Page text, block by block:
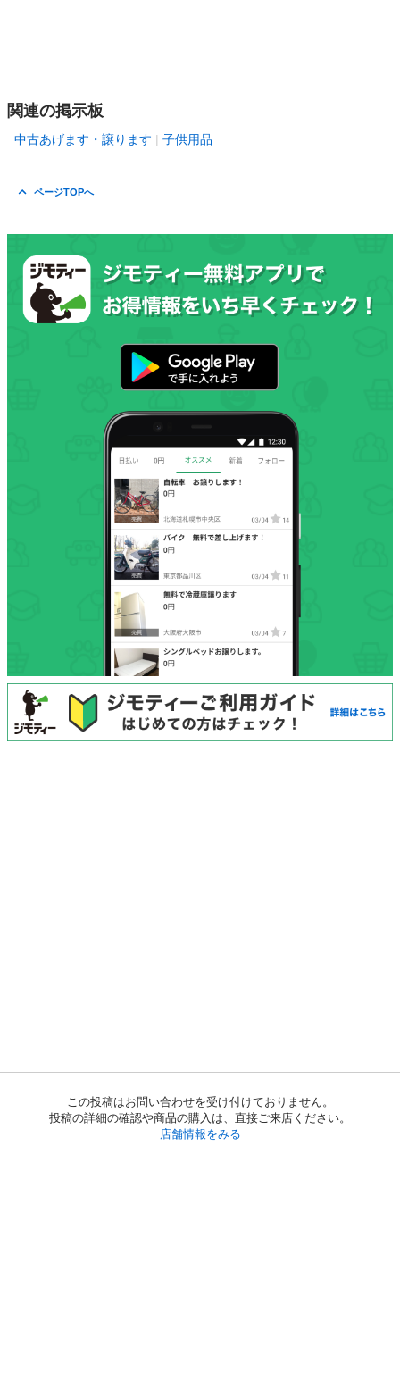
この投稿はお問い合わせを受け付けておりません。
投稿の詳細の確認や商品の購入は、直接ご来店ください。
店舗情報をみる
関連の掲示板
中古あげます・譲ります 子供用品
ページTOPへ